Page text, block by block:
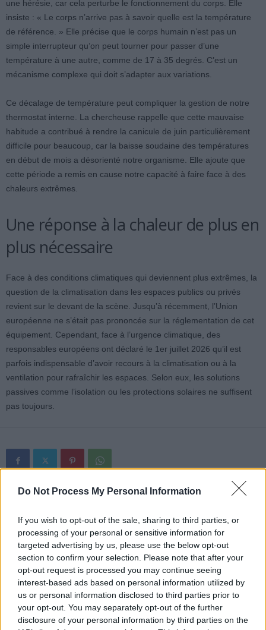
Do Not Process My Personal Information
If you wish to opt-out of the sale, sharing to third parties, or
processing of your personal or sensitive information for
targeted advertising by us, please use the below opt-out
section to confirm your selection. Please note that after your
opt-out request is processed you may continue seeing
interest-based ads based on personal information utilized by
us or personal information disclosed to third parties prior to
your opt-out. You may separately opt-out of the further
disclosure of your personal information by third parties on the
une hérésie, car cela perturbe le fonctionnement du corps. Elle
insiste : « Le corps n’arrive pas à savoir quelle est la température
de référence. » Elle précise que le corps humain n’est pas un
simple interrupteur qu’on peut tourner pour passer d’une
température à une autre, comme de 17 à 35 degrés. C’est un
mécanisme complexe qui doit s’adapter aux variations.
Ce décalage de température peut compliquer la gestion de notre
thermostat interne. La chercheuse rappelle que cette mauvaise
habitude a contribué à rendre la canicule de juin particulièrement
difficile pour beaucoup, car la baisse soudaine des températures
en début de mois a désorienté notre organisme. Elle ajoute que
cette période a remis en cause notre capacité à faire face à des
chaleurs extrêmes.
Une réponse à la chaleur de plus en
plus nécessaire
Face à des conditions climatiques qui deviennent plus extrêmes, la
question de la climatisation dans les espaces publics ou privés
revient sur le devant de la scène. Jusqu’à récemment, l’Union
européenne ne s’était pas prononcée sur la réglementation de cet
équipement. Cependant, face à l’urgence climatique, des
responsables européens ont déclaré le 1er juillet 2026 qu’il est
parfois indispensable d’avoir recours à la climatisation ou à la
ventilation pour rafraîchir les espaces. Selon eux, les solutions
passives comme l’isolation ou les protections solaires ne suffisent
pas toujours.
Article précédent
vérité sur l’angiome rubis
à connaître
Article suivant
pour brûler plus de graisse